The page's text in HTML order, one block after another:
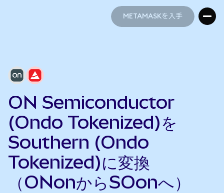
METAMASKを入手
ON Semiconductor
(Ondo Tokenized)を
Southern (Ondo
Tokenized)に変換
（ONonからSOonへ）